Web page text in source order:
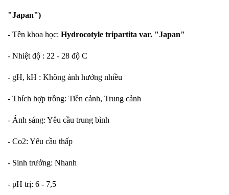
"Japan")
- Tên khoa học: Hydrocotyle tripartita var. "Japan"
- Nhiệt độ : 22 - 28 độ C
- gH, kH : Không ảnh hưởng nhiều
- Thích hợp trồng: Tiền cảnh, Trung cảnh
- Ánh sáng: Yêu cầu trung bình
- Co2: Yêu cầu thấp
- Sinh trưởng: Nhanh
- pH trị: 6 - 7,5